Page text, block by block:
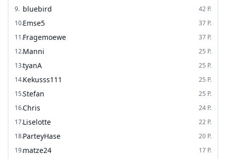
9. bluebird 42 P.
10.Emse5 37 P.
11.Fragemoewe 37 P.
12.Manni 25 P.
13.tyanA 25 P.
14.Kekusss111 25 P.
15.Stefan 25 P.
16.Chris 24 P.
17.Liselotte 22 P.
18.ParteyHase 20 P.
19.matze24 17 P.